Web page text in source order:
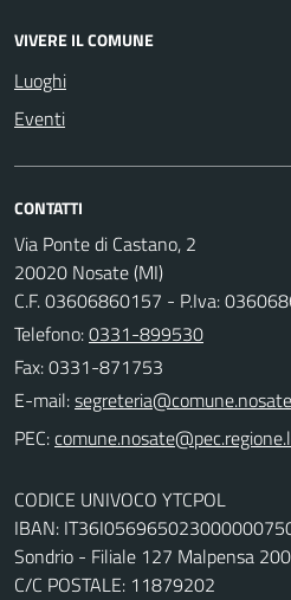
VIVERE IL COMUNE
Luoghi
Eventi
CONTATTI
Via Ponte di Castano, 2
20020 Nosate (MI)
C.F. 03606860157 - P.Iva:
Telefono:0331-899530
Fax: 0331-871753
E-mail:
PEC:
CODICE UNIVOCO YTCPOL
IBAN:
Sondrio - Filiale 127 Malpensa
C/C POSTALE: 11879202